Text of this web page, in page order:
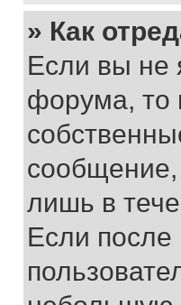
» Как
Если вы не
форума, то
сообщение,
лишь в
Если